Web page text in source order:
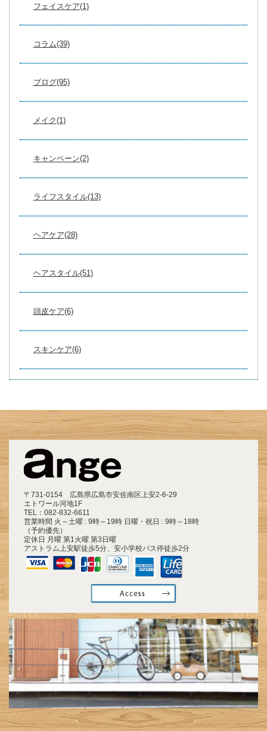
フェイスケア(1)
コラム(39)
ブログ(95)
メイク(1)
キャンペーン(2)
ライフスタイル(13)
ヘアケア(28)
ヘアスタイル(51)
頭皮ケア(6)
スキンケア(6)
〒731-0154 広島県広島市安佐南区上安2-6-29
エトワール河地1F
TEL： 082-832-6611
営業時間 火～土曜 : 9時～19時 日曜・祝日 : 9時～18時
（予約優先）
定休日 月曜 第1火曜 第3日曜
アストラム上安駅徒歩5分、安小学校バス停徒歩2分